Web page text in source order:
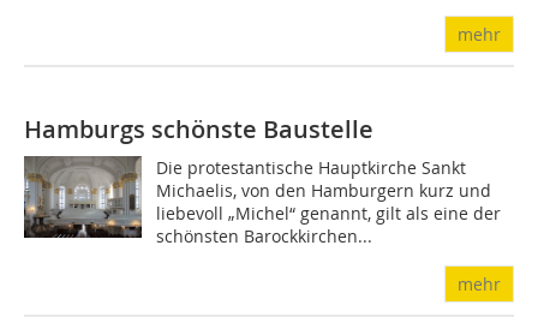
mehr
Hamburgs schönste Baustelle
Die protestantische Hauptkirche Sankt
Michaelis, von den Hamburgern kurz und
liebevoll „Michel“ genannt, gilt als eine der
schönsten Barockkirchen...
mehr